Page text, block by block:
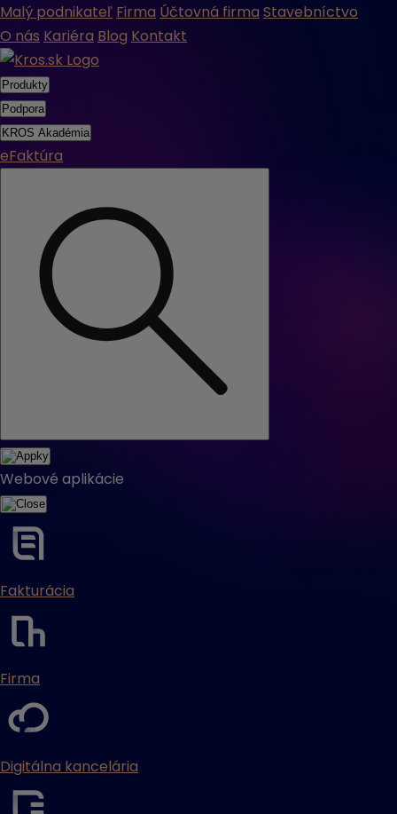
Malý podnikateľ Firma Účtovná firma Stavebníctvo
O nás Kariéra Blog Kontakt
Produkty
Podpora
KROS Akadémia
eFaktúra
Webové aplikácie
Fakturácia
Firma
Digitálna kancelária